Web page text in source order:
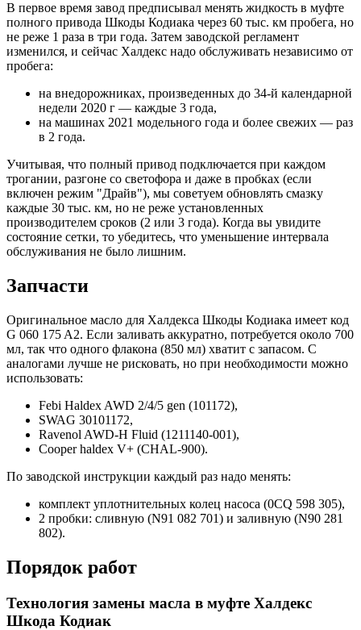
В первое время завод предписывал менять жидкость в муфте
полного привода Шкоды Кодиака через 60 тыс. км пробега, но
не реже 1 раза в три года. Затем заводской регламент
изменился, и сейчас Халдекс надо обслуживать независимо от
пробега:
на внедорожниках, произведенных до 34-й календарной
недели 2020 г — каждые 3 года,
на машинах 2021 модельного года и более свежих — раз
в 2 года.
Учитывая, что полный привод подключается при каждом
трогании, разгоне со светофора и даже в пробках (если
включен режим "Драйв"), мы советуем обновлять смазку
каждые 30 тыс. км, но не реже установленных
производителем сроков (2 или 3 года). Когда вы увидите
состояние сетки, то убедитесь, что уменьшение интервала
обслуживания не было лишним.
Запчасти
Оригинальное масло для Халдекса Шкоды Кодиака имеет код
G 060 175 A2. Если заливать аккуратно, потребуется около 700
мл, так что одного флакона (850 мл) хватит с запасом. С
аналогами лучше не рисковать, но при необходимости можно
использовать:
Febi Haldex AWD 2/4/5 gen (101172),
SWAG 30101172,
Ravenol AWD-H Fluid (1211140-001),
Cooper haldex V+ (CHAL-900).
По заводской инструкции каждый раз надо менять:
комплект уплотнительных колец насоса (0CQ 598 305),
2 пробки: сливную (N91 082 701) и заливную (N90 281
802).
Порядок работ
Технология замены масла в муфте Халдекс
Шкода Кодиак